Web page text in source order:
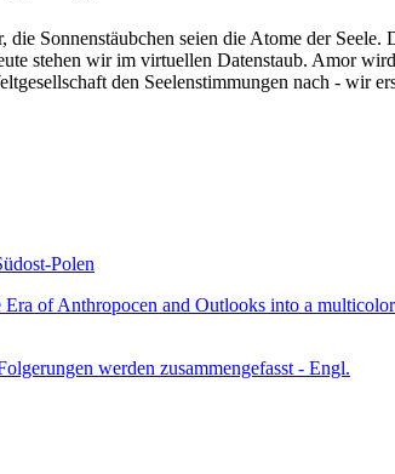
Sonnenstäubchen seien die Atome der
stehen wir im virtuellen Datenstaub. Amor
den Seelenstimmungen nach - wir
Polen
of Anthropocen and Outlooks into a
werden zusammengefasst - Engl.